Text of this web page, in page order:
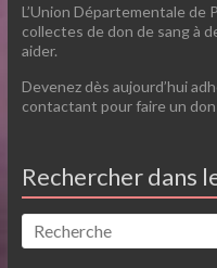
L’Union Départementale de
collectes de don de sang à
aider.
Devenez dès aujourd’hui
contactant pour faire un
Rechercher dans